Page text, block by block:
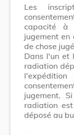
Les
capacité
jugement en
de chose
Dans l'un et
radiation
jugement.
radiation
déposé au